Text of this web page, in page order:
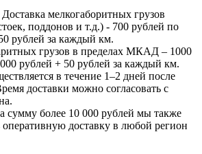
мелкогаборитных грузов
поддонов и т.д.) - 700 рублей по
рублей за каждый км.
грузов в пределах МКАД – 1000
рублей + 50 рублей за каждый км.
в течение 1–2 дней после
доставки можно согласовать с
сумму более 10 000 рублей мы также
оперативную доставку в любой регион